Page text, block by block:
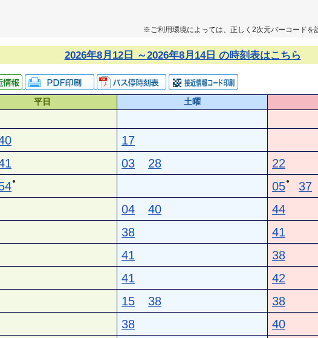
※ご利用環境によっては、正しく2次元バーコードを
2026年8月12日 ～2026年8月14日 の時刻表はこちら
平日
土曜
17
03 28 22
● 05● 37
04 40 44
38 41
41 38
41 42
15 38 38
38 40